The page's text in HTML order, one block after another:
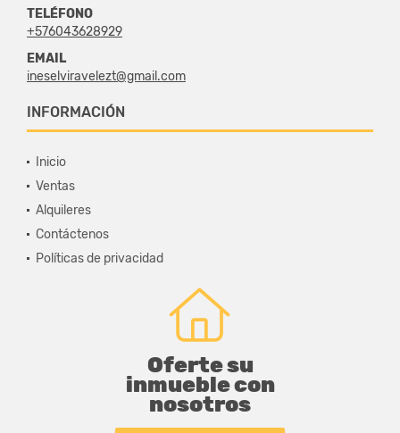
TELÉFONO
+576043628929
EMAIL
ineselviravelezt@gmail.com
INFORMACIÓN
Inicio
Ventas
Alquileres
Contáctenos
Políticas de privacidad
Oferte su
inmueble con
nosotros